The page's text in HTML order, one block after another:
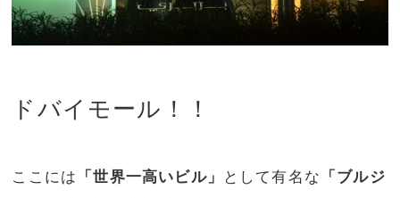
ドバイモール！！
ここには 「世界一高いビル」 として有名な
「ブルジ